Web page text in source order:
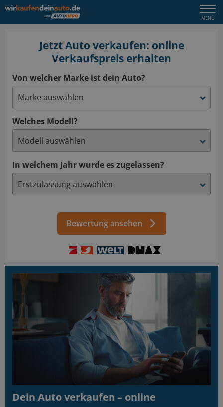
Jetzt Auto verkaufen: online
Verkaufspreis erhalten
Von welcher Marke ist dein Auto?
Welches Modell?
In welchem Jahr wurde es zugelassen?
Bewertung ansehen
Dein Auto verkaufen – online